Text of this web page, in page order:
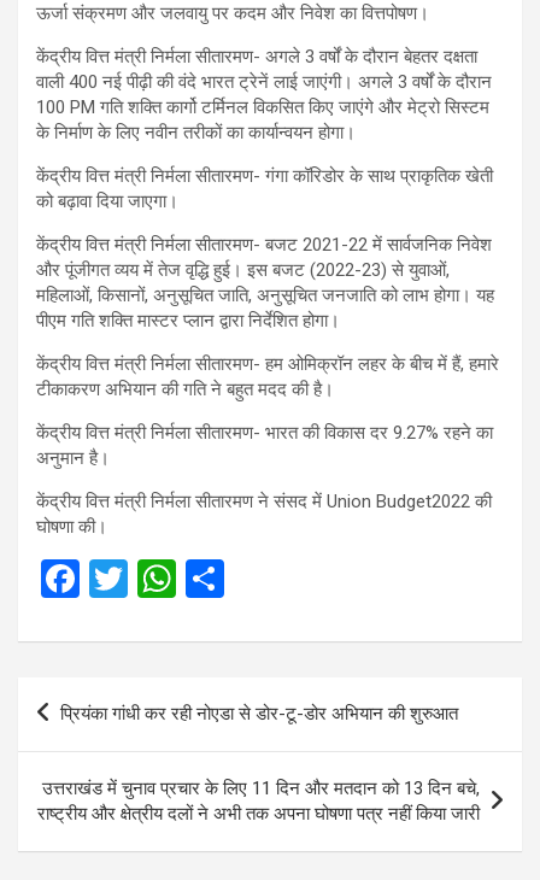
ऊर्जा संक्रमण और जलवायु पर कदम और निवेश का वित्तपोषण।
केंद्रीय वित्त मंत्री निर्मला सीतारमण- अगले 3 वर्षों के दौरान बेहतर दक्षता
वाली 400 नई पीढ़ी की वंदे भारत ट्रेनें लाई जाएंगी। अगले 3 वर्षों के दौरान
100 PM गति शक्ति कार्गो टर्मिनल विकसित किए जाएंगे और मेट्रो सिस्टम
के निर्माण के लिए नवीन तरीकों का कार्यान्वयन होगा।
केंद्रीय वित्त मंत्री निर्मला सीतारमण- गंगा कॉरिडोर के साथ प्राकृतिक खेती
को बढ़ावा दिया जाएगा।
केंद्रीय वित्त मंत्री निर्मला सीतारमण- बजट 2021-22 में सार्वजनिक निवेश
और पूंजीगत व्यय में तेज वृद्धि हुई। इस बजट (2022-23) से युवाओं,
महिलाओं, किसानों, अनुसूचित जाति, अनुसूचित जनजाति को लाभ होगा। यह
पीएम गति शक्ति मास्टर प्लान द्वारा निर्देशित होगा।
केंद्रीय वित्त मंत्री निर्मला सीतारमण- हम ओमिक्रॉन लहर के बीच में हैं, हमारे
टीकाकरण अभियान की गति ने बहुत मदद की है।
केंद्रीय वित्त मंत्री निर्मला सीतारमण- भारत की विकास दर 9.27% ​​रहने का
अनुमान है।
केंद्रीय वित्त मंत्री निर्मला सीतारमण ने संसद में Union Budget2022 की
घोषणा की।
F
ce
b
o
o
k
T
tt
er
W
at
s
A
p
p
ar
Post
navigation
प्रियंका गांधी कर रही नोएडा से डोर-टू-डोर अभियान की शुरुआत
उत्तराखंड में चुनाव प्रचार के लिए 11 दिन और मतदान को 13 दिन बचे,
राष्ट्रीय और क्षेत्रीय दलों ने अभी तक अपना घोषणा पत्र नहीं किया जारी